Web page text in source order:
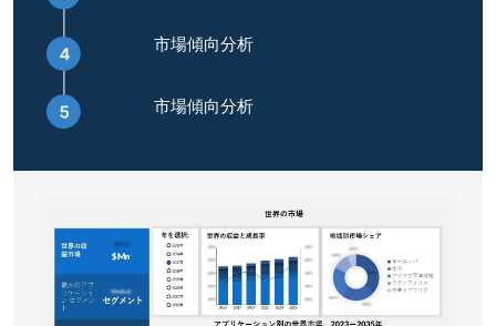
市場傾向分析
市場傾向分析